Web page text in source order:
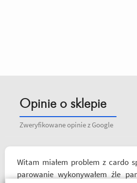
Opinie o sklepie
Zweryfikowane opinie z Google
Witam miałem problem z cardo
parowanie wykonywałem źle